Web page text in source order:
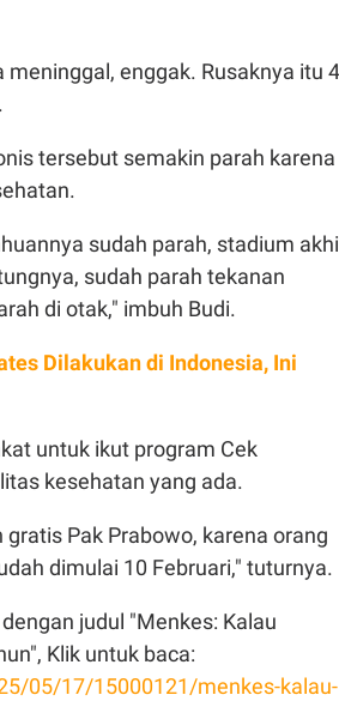
enggak. Rusaknya itu 4
tersebut semakin parah karena
sudah parah, stadium
sudah parah tekanan
di otak," imbuh Budi.
Dilakukan di Indonesia, Ini
untuk ikut program Cek
kesehatan yang ada.
Pak Prabowo, karena orang
dimulai 10 Februari," tuturnya.
judul "Menkes: Kalau
Klik untuk baca:
05/17/15000121/menkes-kalau-